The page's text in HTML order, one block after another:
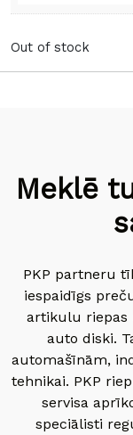
Out of stock
Meklē
PKP partneru
iespaidīgs
artikulu riepas
auto diski.
automašīnām,
tehnikai. PKP
servisa
speciālisti